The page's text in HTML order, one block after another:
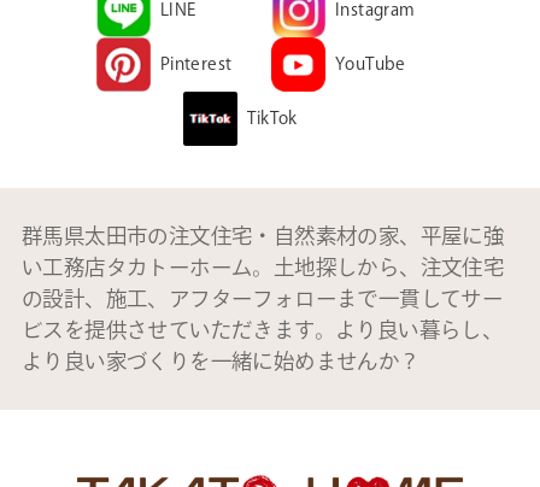
LINE Instagram
Pinterest YouTube
TikTok
群馬県太田市の注文住宅・自然素材の家、平屋に強
い工務店タカトーホーム。土地探しから、注文住宅
の設計、施工、アフターフォローまで一貫してサー
ビスを提供させていただきます。より良い暮らし、
より良い家づくりを一緒に始めませんか？